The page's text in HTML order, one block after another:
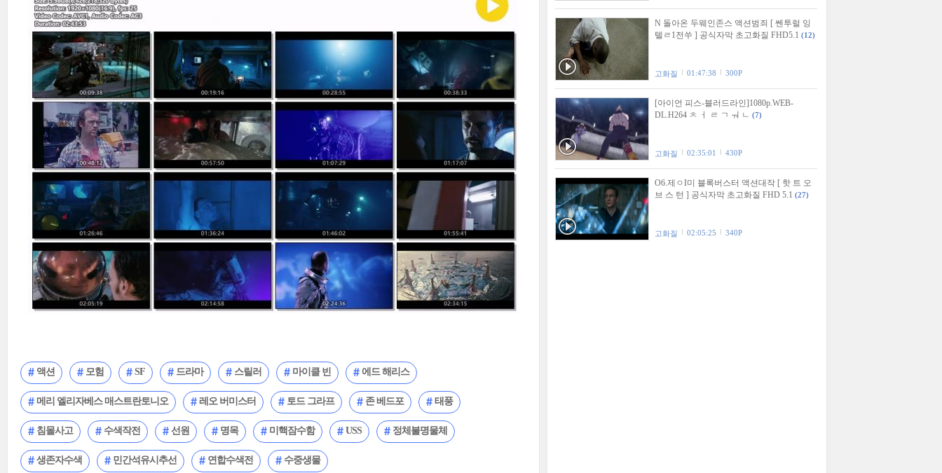
액션 모험 SF 드라마 스릴러 마이클 빈 에드 해리스
메리 엘리자베스 매스트란토니오 레오 버미스터 토드 그라프 존 베드포 태풍
침몰사고 수색작전 선원 명목 미핵잠수함 USS 정체불명물체
생존자수색 민간석유시추선 연합수색전 수중생물
N 돌아온 두웨인존스 액션범죄 [ 쎈투럴 잉
텔ㄹ1전쑤 ] 공식자막 초고화질 FHD5.1 (12)
고화질 01:47:38 300P
[아이언 피스-블러드라인]1080p.WEB-
DL.H264 ㅊ ㅓ ㄹ ㄱ ㅝ ㄴ (7)
고화질 02:35:01 430P
O6.제ㅇI미 블록버스터 액션대작 [ 핫 트 오
브 스 턴 ] 공식자막 초고화질 FHD 5.1 (27)
고화질 02:05:25 340P